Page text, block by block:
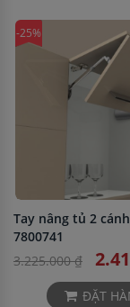
-25%
Tay nâng tủ 2
7800741
3.225.000 ₫
ĐẶT